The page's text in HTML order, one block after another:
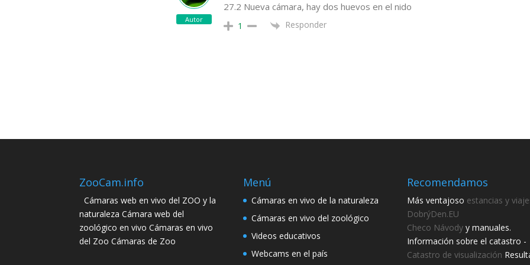
Autor
27.2 Nueva cámara, hay dos huevos en el nido
1 Responder
ZooCam.info
Cámaras web en vivo del ZOO y la
naturaleza Cámara web del
zoológico en vivo Cámaras en vivo
del Zoo Cámaras de Zoo
Menú
Cámaras en vivo de la naturaleza
Cámaras en vivo del zoológico
Videos educativos
Webcams en el país
Recomendamos
Más ventajoso estancias y
DobrýDen.EU
Checo Návody y manuales.
Información sobre el catastro -
Catastro de visualización